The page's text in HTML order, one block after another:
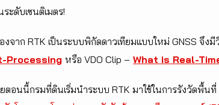
ระดับเซนติเมตร!
จาก RTK เป็นระบบพิกัดดาวเทียมแบบใหม่ GNSS จึง
Processing หรือ VDO Clip – What is Real-
อนนี้กรมที่ดินเริ่มนำระบบ RTK มาใช้ในการรังวัดพื้นที่